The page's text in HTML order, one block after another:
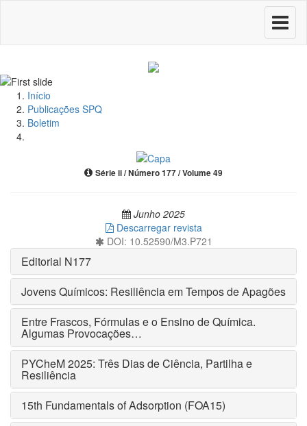
Toggle
Início
Publicações SPQ
Boletim
Série ii / Número 177 / Volume 49
Junho 2025
Descarregar revista
DOI: 10.52590/M3.P721
Editorial N177
Jovens Químicos: Resiliência em Tempos de Apagões
Entre Frascos, Fórmulas e o Ensino de Química.
Algumas Provocações…
PYCheM 2025: Três Dias de Ciência, Partilha e
Resiliência
15th Fundamentals of Adsorption (FOA15)